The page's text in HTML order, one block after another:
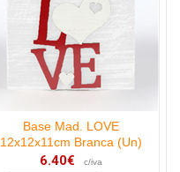
Base Mad. LOVE
12x12x11cm Branca (Un)
6.40€ c/iva